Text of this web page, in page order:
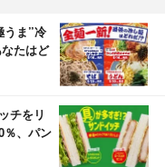
ま”冷
たはど
チをリ
、パン